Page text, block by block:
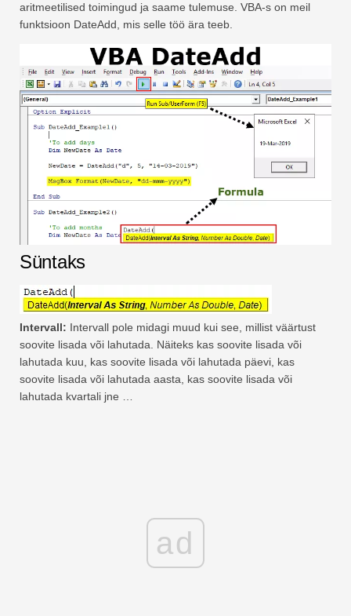
aritmeetilised toimingud ja saame tulemuse. VBA-s on meil
funktsioon DateAdd, mis selle töö ära teeb.
Süntaks
Intervall: Intervall pole midagi muud kui see, millist väärtust
soovite lisada või lahutada. Näiteks kas soovite lisada või
lahutada kuu, kas soovite lisada või lahutada päevi, kas
soovite lisada või lahutada aasta, kas soovite lisada või
lahutada kvartali jne …
ad